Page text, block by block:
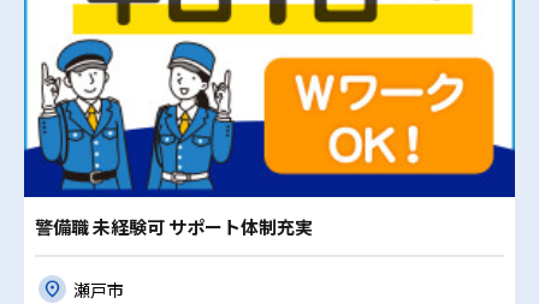
警備職 未経験可 サポート体制充実
瀬戸市